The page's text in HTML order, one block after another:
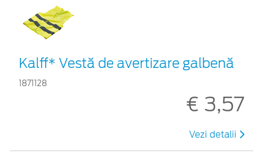
Kalff* Vestă de avertizare galbenă
1871128
€ 3,57
Vezi detalii